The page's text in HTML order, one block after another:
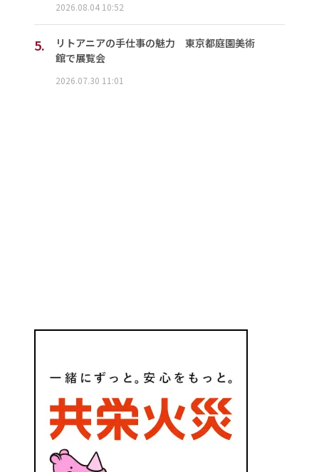
2026.08.04 10:52
5.
リトアニアの手仕事の魅力 東京都庭園美術
館で展覧会
2026.07.30 11:01